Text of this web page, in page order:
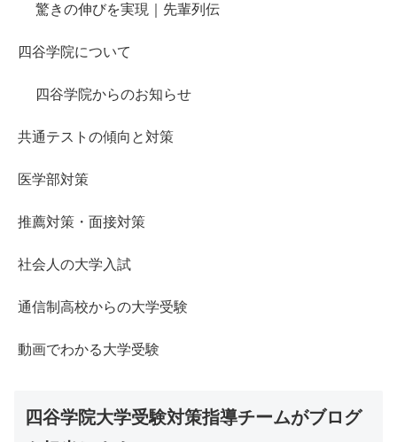
驚きの伸びを実現｜先輩列伝
四谷学院について
四谷学院からのお知らせ
共通テストの傾向と対策
医学部対策
推薦対策・面接対策
社会人の大学入試
通信制高校からの大学受験
動画でわかる大学受験
四谷学院大学受験対策指導チームがブログ